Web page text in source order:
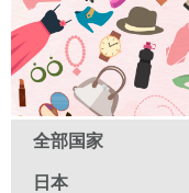
全部国家
日本